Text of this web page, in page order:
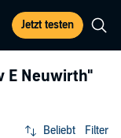
Jetzt testen
E Neuwirth"
Beliebt Filter